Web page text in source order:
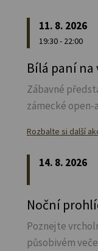
11. 8. 2026
19:30 - 22:00
Bílá paní na
Zábavné
zámecké open-
Rozbalte si další
14. 8. 2026
Noční
Poznejte
působivém